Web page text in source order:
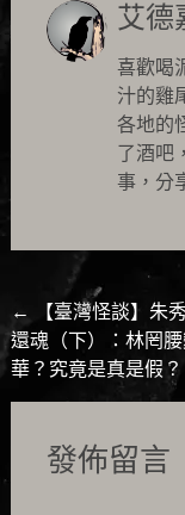
艾德
喜歡喝
汁的雞
各地的
了酒吧
事，分
Post
navigation
←
【臺灣怪談】朱
還魂（下）：林罔
華？究竟是真是假？
發佈留言